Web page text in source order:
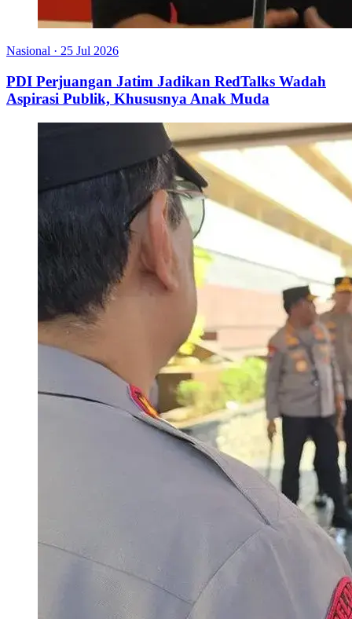
Nasional · 25 Jul 2026
PDI Perjuangan Jatim Jadikan RedTalks Wadah
Aspirasi Publik, Khususnya Anak Muda